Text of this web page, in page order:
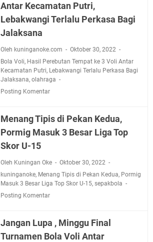
Antar Kecamatan Putri,
Lebakwangi Terlalu Perkasa Bagi
Jalaksana
Oleh kuninganoke.com
Oktober 30, 2022
Bola Voli, Hasil Perebutan Tempat ke 3 Voli Antar
Kecamatan Putri, Lebakwangi Terlalu Perkasa Bagi
Jalaksana, olahraga
Posting Komentar
Menang Tipis di Pekan Kedua,
Pormig Masuk 3 Besar Liga Top
Skor U-15
Oleh Kuningan Oke
Oktober 30, 2022
kuninganoke, Menang Tipis di Pekan Kedua, Pormig
Masuk 3 Besar Liga Top Skor U-15, sepakbola
Posting Komentar
Jangan Lupa , Minggu Final
Turnamen Bola Voli Antar